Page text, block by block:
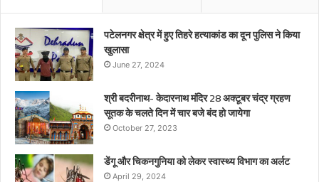
पटेलनगर क्षेत्र में हुए तिहरे हत्याकांड का दून पुलिस ने किया
खुलासा
June 27, 2024
श्री बदरीनाथ- केदारनाथ मंदिर 28 अक्टूबर चंद्र ग्रहण
सूतक के चलते दिन में चार बजे बंद हो जायेगा
October 27, 2023
डेंगू और चिकनगुनिया को लेकर स्वास्थ्य विभाग का अर्लट
April 29, 2024